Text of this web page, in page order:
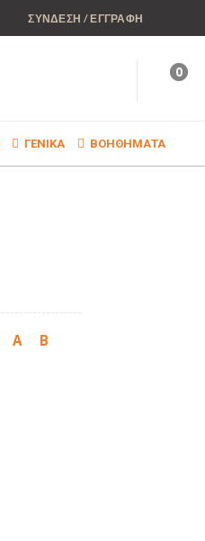
ΣΥΝΔΕΣΗ / ΕΓΓΡΑΦΗ
0
ΓΕΝΙΚΑ ΒΟΗΘΗΜΑΤΑ
Α
Β